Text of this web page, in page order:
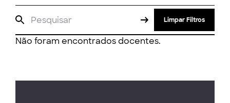
Limpar Filtros
Não foram encontrados docentes.